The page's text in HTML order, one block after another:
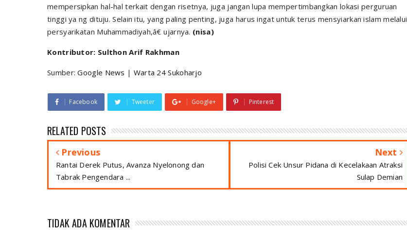
mempersipkan hal-hal terkait dengan risetnya, juga jangan lupa mempertimbangkan lokasi perguruan
tinggi ya ng dituju. Selain itu, yang paling penting, juga harus ingat untuk terus mensyiarkan islam melalui
persyarikatan Muhammadiyah,â€ ujarnya. (nisa)
Kontributor: Sulthon Arif Rakhman
Sumber:Google News | Warta 24 Sukoharjo
Facebook Tweeter Google+ Pinterest
RELATED POSTS
Previous
Rantai Derek Putus, Avanza Nyelonong dan
Tabrak Pengendara ...
Next
Polisi Cek Unsur Pidana di Kecelakaan Atraksi
Sulap Demian
TIDAK ADA KOMENTAR